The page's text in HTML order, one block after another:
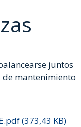
juntos
de mantenimiento
(373,43 KB)